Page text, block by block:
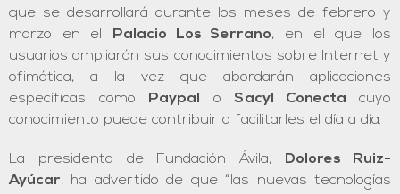
que se desarrollará durante los meses de febrero y
marzo en el
Palacio Los Serrano, en el que los
usuarios ampliarán sus conocimientos sobre Internet y
ofimática, a la vez que abordarán aplicaciones
específicas como
Paypal o Sacyl Conecta cuyo
conocimiento puede contribuir a facilitarles el día a día.
La presidenta de Fundación Ávila,
Dolores Ruiz-
Ayúcar, ha advertido de que “las nuevas tecnologías